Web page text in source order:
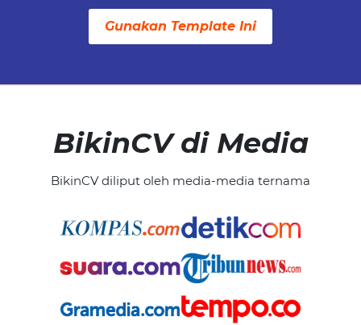
Gunakan Template Ini
BikinCV di Media
BikinCV diliput oleh media-media ternama